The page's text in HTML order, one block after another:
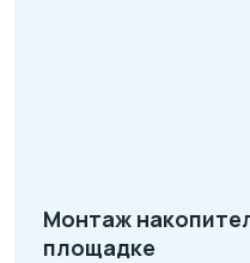
Монтаж
площадке